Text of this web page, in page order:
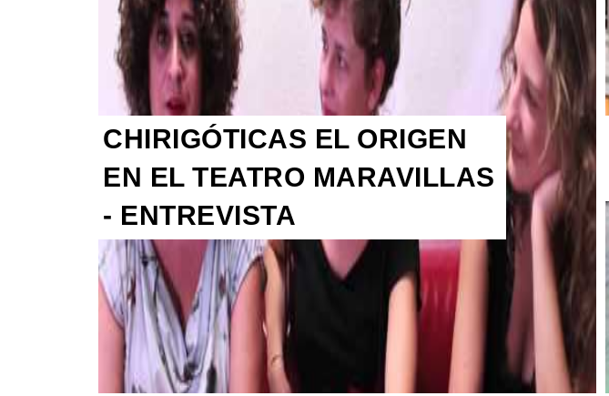
CHIRIGÓTICAS EL ORIGEN
EN EL TEATRO MARAVILLAS
- ENTREVISTA